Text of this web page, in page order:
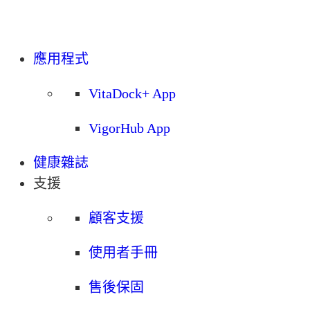
應用程式
VitaDock+ App
VigorHub App
健康雜誌
支援
顧客支援
使用者手冊
售後保固